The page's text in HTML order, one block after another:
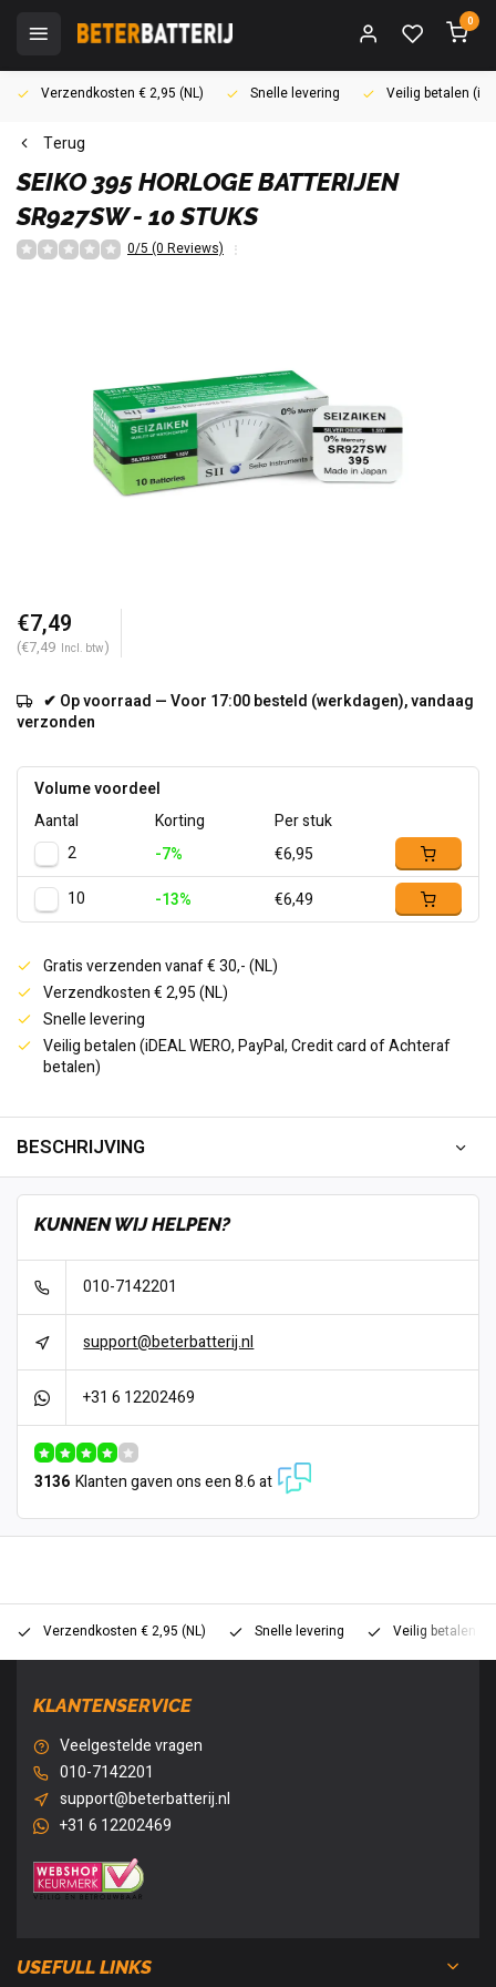
0
Verzendkosten € 2,95 (NL) Snelle levering Veilig betalen
Terug
SEIKO 395 HORLOGE BATTERIJEN
SR927SW - 10 STUKS
0/5 (0 Reviews)
€7,49
(€7,49 Incl. btw)
✔ Op voorraad — Voor 17:00 besteld (werkdagen), vandaag
verzonden
Volume voordeel
Aantal
Korting
Per stuk
2
-7%
€6,95
10
-13% €6,49
Gratis verzenden vanaf € 30,- (NL)
Verzendkosten € 2,95 (NL)
Snelle levering
Veilig betalen (iDEAL WERO, PayPal, Credit card of Achteraf
betalen)
BESCHRIJVING
KUNNEN WIJ HELPEN?
010-7142201
support@beterbatterij.nl
+31 6 12202469
3136 Klanten gaven ons een 8.6 at
Verzendkosten € 2,95 (NL) Snelle levering Veilig betalen
KLANTENSERVICE
Veelgestelde vragen
010-7142201
support@beterbatterij.nl
+31 6 12202469
USEFULL LINKS